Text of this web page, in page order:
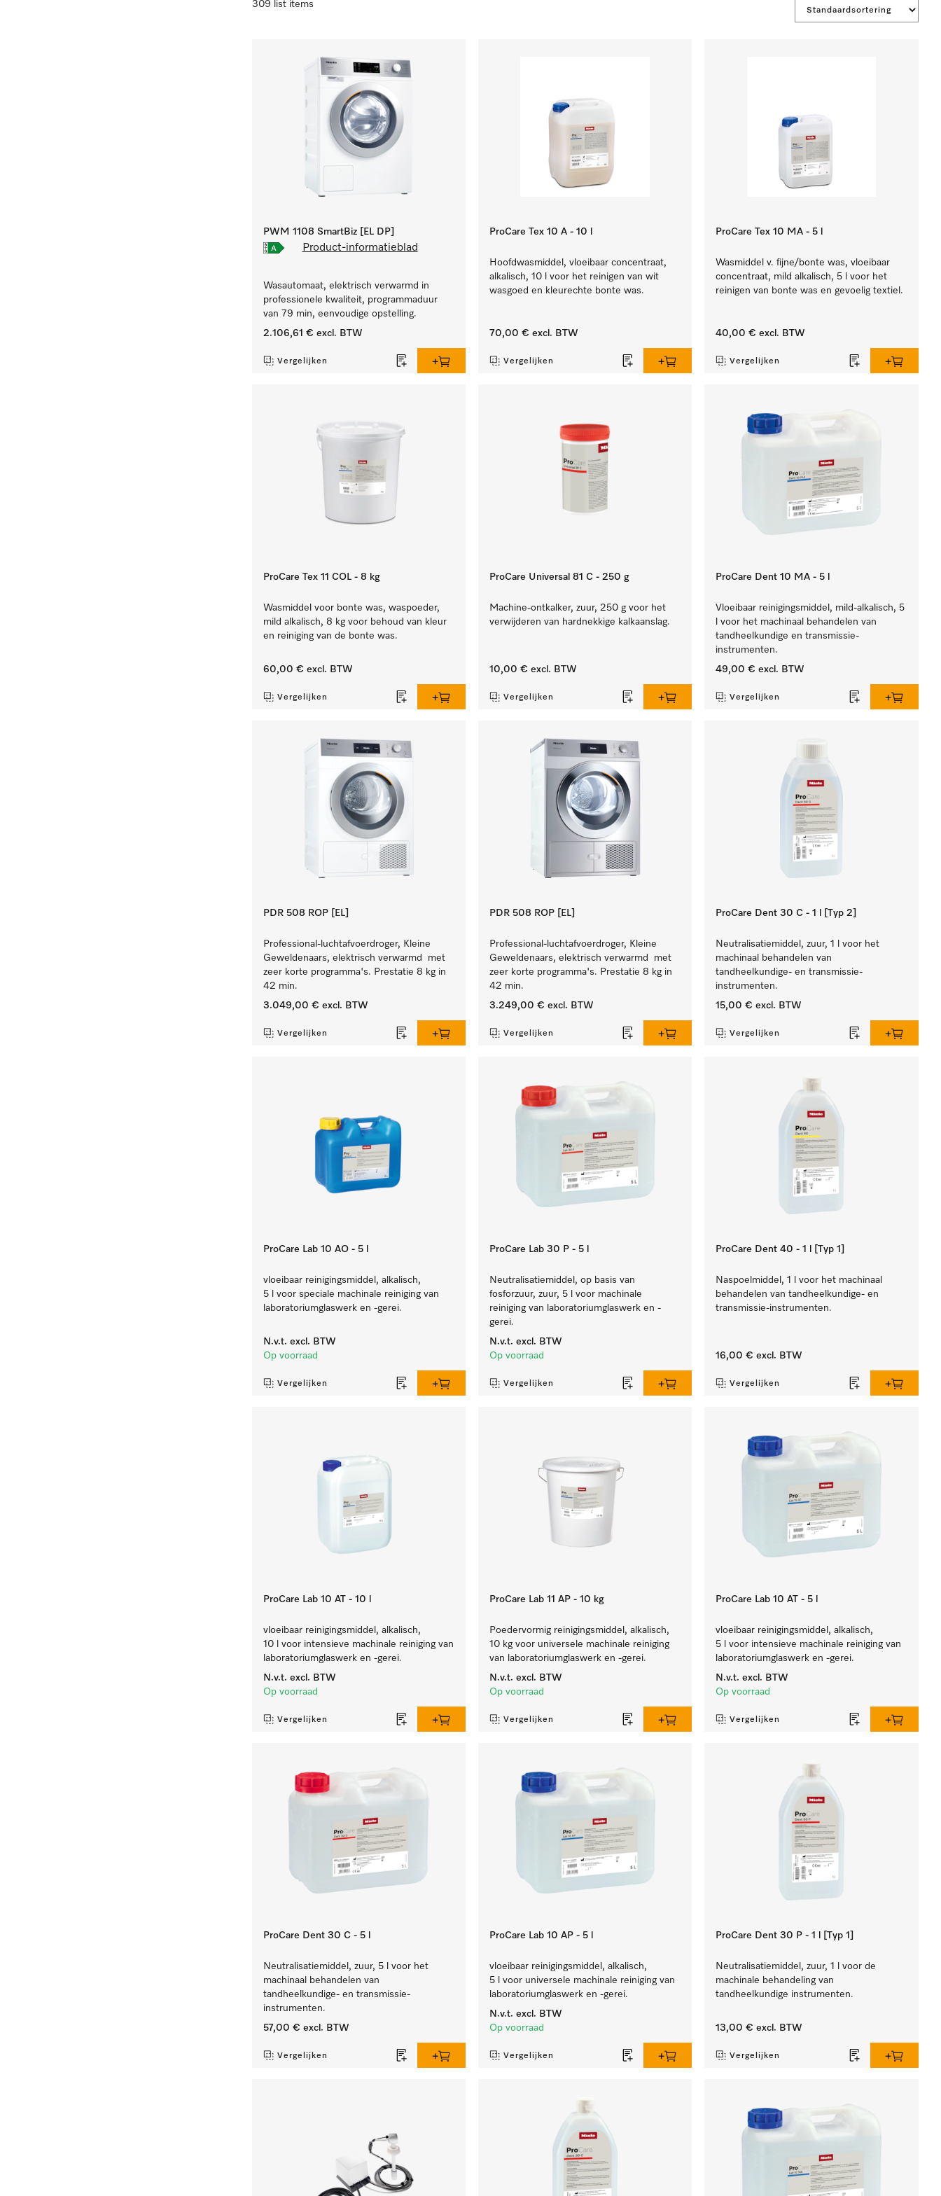
309 list items
PWM 1108 SmartBiz [EL DP]
Product-informatieblad
Wasautomaat, elektrisch verwarmd in
professionele kwaliteit, programmaduur
van 79 min, eenvoudige opstelling.
2.106,61 € excl. BTW
Vergelijken
ProCare Tex 10 A - 10 l
Hoofdwasmiddel, vloeibaar concentraat,
alkalisch, 10 l voor het reinigen van wit
wasgoed en kleurechte bonte was.
70,00 € excl. BTW
Vergelijken
ProCare Tex 10 MA - 5 l
Wasmiddel v. fijne/bonte was, vloeibaar
concentraat, mild alkalisch, 5 l voor het
reinigen van bonte was en gevoelig textiel.
40,00 € excl. BTW
Vergelijken
ProCare Tex 11 COL - 8 kg
Wasmiddel voor bonte was, waspoeder,
mild alkalisch, 8 kg voor behoud van kleur
en reiniging van de bonte was.
60,00 € excl. BTW
Vergelijken
ProCare Universal 81 C - 250 g
Machine-ontkalker, zuur, 250 g voor het
verwijderen van hardnekkige kalkaanslag.
10,00 € excl. BTW
Vergelijken
ProCare Dent 10 MA - 5 l
Vloeibaar reinigingsmiddel, mild-alkalisch, 5
l voor het machinaal behandelen van
tandheelkundige en transmissie-
instrumenten.
49,00 € excl. BTW
Vergelijken
PDR 508 ROP [EL]
Professional-luchtafvoerdroger, Kleine
Geweldenaars, elektrisch verwarmd met
zeer korte programma's. Prestatie 8 kg in
42 min.
3.049,00 € excl. BTW
Vergelijken
PDR 508 ROP [EL]
Professional-luchtafvoerdroger, Kleine
Geweldenaars, elektrisch verwarmd met
zeer korte programma's. Prestatie 8 kg in
42 min.
3.249,00 € excl. BTW
Vergelijken
ProCare Dent 30 C - 1 l [Typ 2]
Neutralisatiemiddel, zuur, 1 l voor het
machinaal behandelen van
tandheelkundige- en transmissie-
instrumenten.
15,00 € excl. BTW
Vergelijken
ProCare Lab 10 AO - 5 l
vloeibaar reinigingsmiddel, alkalisch,
5 l voor speciale machinale reiniging van
laboratoriumglaswerk en -gerei.
N.v.t. excl. BTW
Op voorraad
Vergelijken
ProCare Lab 30 P - 5 l
Neutralisatiemiddel, op basis van
fosforzuur, zuur, 5 l voor machinale
reiniging van laboratoriumglaswerk en -
gerei.
N.v.t. excl. BTW
Op voorraad
Vergelijken
ProCare Dent 40 - 1 l [Typ 1]
Naspoelmiddel, 1 l voor het machinaal
behandelen van tandheelkundige- en
transmissie-instrumenten.
16,00 € excl. BTW
Vergelijken
ProCare Lab 10 AT - 10 l
vloeibaar reinigingsmiddel, alkalisch,
10 l voor intensieve machinale reiniging van
laboratoriumglaswerk en -gerei.
N.v.t. excl. BTW
Op voorraad
Vergelijken
ProCare Lab 11 AP - 10 kg
Poedervormig reinigingsmiddel, alkalisch,
10 kg voor universele machinale reiniging
van laboratoriumglaswerk en -gerei.
N.v.t. excl. BTW
Op voorraad
Vergelijken
ProCare Lab 10 AT - 5 l
vloeibaar reinigingsmiddel, alkalisch,
5 l voor intensieve machinale reiniging van
laboratoriumglaswerk en -gerei.
N.v.t. excl. BTW
Op voorraad
Vergelijken
ProCare Dent 30 C - 5 l
Neutralisatiemiddel, zuur, 5 l voor het
machinaal behandelen van
tandheelkundige- en transmissie-
instrumenten.
57,00 € excl. BTW
Vergelijken
ProCare Lab 10 AP - 5 l
vloeibaar reinigingsmiddel, alkalisch,
5 l voor universele machinale reiniging van
laboratoriumglaswerk en -gerei.
N.v.t. excl. BTW
Op voorraad
Vergelijken
ProCare Dent 30 P - 1 l [Typ 1]
Neutralisatiemiddel, zuur, 1 l voor de
machinale behandeling van
tandheelkundige instrumenten.
13,00 € excl. BTW
Vergelijken